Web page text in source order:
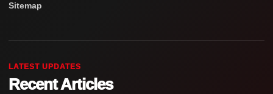
Sitemap
LATEST UPDATES
Recent Articles